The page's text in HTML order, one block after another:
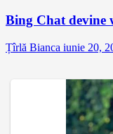
Bing Chat devine
Țîrlă Bianca iunie 20,